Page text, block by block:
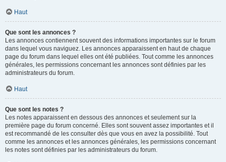
Haut
Que sont les annonces ?
Les annonces contiennent souvent des informations importantes sur le forum
dans lequel vous naviguez. Les annonces apparaissent en haut de chaque
page du forum dans lequel elles ont été publiées. Tout comme les annonces
générales, les permissions concernant les annonces sont définies par les
administrateurs du forum.
Haut
Que sont les notes ?
Les notes apparaissent en dessous des annonces et seulement sur la
première page du forum concerné. Elles sont souvent assez importantes et il
est recommandé de les consulter dès que vous en avez la possibilité. Tout
comme les annonces et les annonces générales, les permissions concernant
les notes sont définies par les administrateurs du forum.